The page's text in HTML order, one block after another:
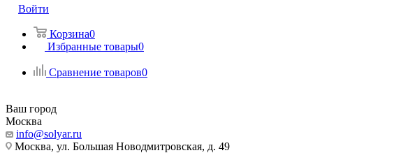
Войти
Корзина0
Избранные товары0
Сравнение товаров0
Ваш город
Москва
info@solyar.ru
Москва, ул. Большая Новодмитровская, д. 49